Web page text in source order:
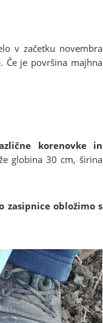
v začetku novembra
Če je površina majhna
korenovke in
globina 30 cm, širina
zasipnice obložimo s